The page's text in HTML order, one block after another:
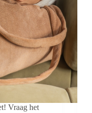
Vraag het